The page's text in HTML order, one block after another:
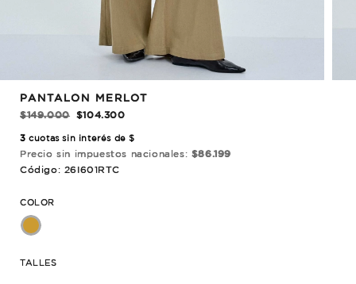
PANTALON MERLOT
$149.000
$104.300
3 cuotas sin interés de $
Precio sin impuestos nacionales: $86.199
Código: 26I601RTC
COLOR
TALLES